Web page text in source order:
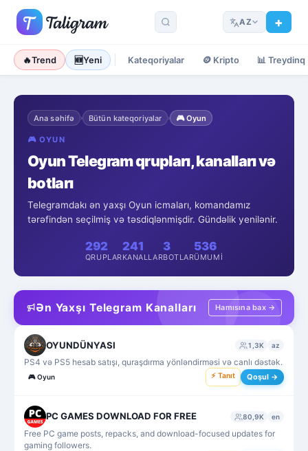
AZ
🔥Trend 🆕Yeni Kateqoriyalar 🪙 Kripto 📊 Treydinq
Ana səhifə › Bütün kateqoriyalar › 🎮 Oyun
🎮 OYUN
Oyun Telegram qrupları, kanalları və
botları
Telegramdakı ən yaxşı Oyun icmaları, komandamız
tərəfindən seçilmiş və təsdiqlənmişdir. Gündəlik yenilənir.
292
QRUPLAR
241
KANALLAR
3
BOTLAR
536
ÜMUMI
Ən Yaxşı Telegram Kanalları Hamısına bax →
OYUNDÜNYASI 1,3K az
PS4 və PS5 hesab satışı, quraşdırma yönləndirməsi və canlı dəstək.
🎮Oyun ⚡ Tanıt Qoşul →
PC GAMES DOWNLOAD FOR FREE 80,9K en
Free PC game posts, repacks, and download-focused updates for
gaming followers.